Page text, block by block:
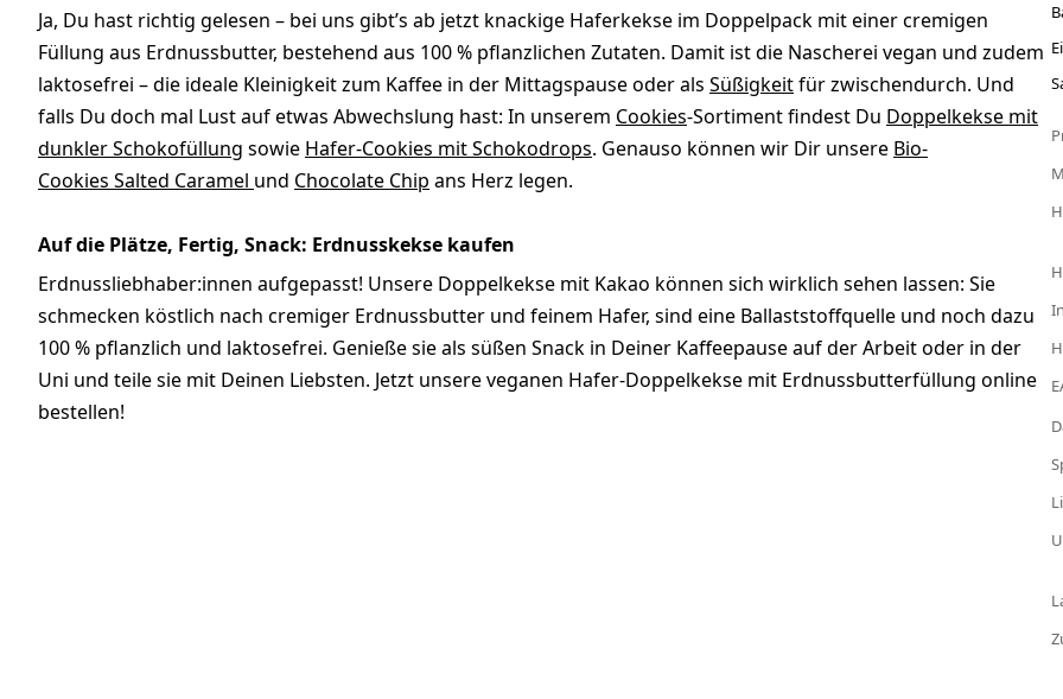
Ja, Du hast richtig gelesen – bei uns gibt’s ab jetzt knackige Haferkekse im Doppelpack mit einer cremigen
Füllung aus Erdnussbutter, bestehend aus 100 % pflanzlichen Zutaten. Damit ist die Nascherei vegan und zudem
laktosefrei – die ideale Kleinigkeit zum Kaffee in der Mittagspause oder als Süßigkeitfür zwischendurch. Und
falls Du doch mal Lust auf etwas Abwechslung hast: In unserem Cookies-Sortiment findest Du Doppelkekse mit
dunkler Schokofüllung sowie Hafer-Cookies mit Schokodrops. Genauso können wir Dir unsere Bio-
Cookies Salted Caramel und Chocolate Chip ans Herz legen.
Auf die Plätze, Fertig, Snack: Erdnusskekse kaufen
Erdnussliebhaber:innen aufgepasst! Unsere Doppelkekse mit Kakao können sich wirklich sehen lassen: Sie
schmecken köstlich nach cremiger Erdnussbutter und feinem Hafer, sind eine Ballaststoffquelle und noch dazu
100 % pflanzlich und laktosefrei. Genieße sie als süßen Snack in Deiner Kaffeepause auf der Arbeit oder in der
Uni und teile sie mit Deinen Liebsten. Jetzt unsere veganen Hafer-Doppelkekse mit Erdnussbutterfüllung online
bestellen!